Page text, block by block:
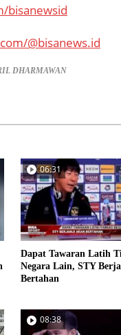
bisanewsid
@bisanews.id
DHARMAWAN
06:31
Dapat Tawaran Latih
Negara Lain, STY
Bertahan
08:38